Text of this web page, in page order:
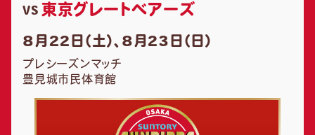
VS 東京グレートベアーズ
8月22日（土）、8月23日（日）
プレシーズンマッチ
豊見城市民体育館